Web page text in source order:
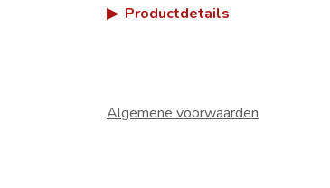
▶ Productdetails
Algemene voorwaarden